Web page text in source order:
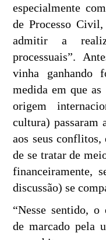
especialmente
de Processo Civil,
admitir a
processuais”.
vinha ganhando
medida em que as
origem
cultura) passaram
aos seus
de se tratar de
financeiramente,
discussão) se
“Nesse sentido,
de marcado pela